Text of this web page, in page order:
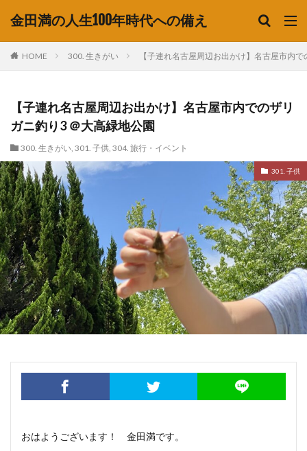
金田満の人生100年時代への備え
HOME 300. 生きがい 【子連れ名古屋周辺お出かけ】名古屋市内
【子連れ名古屋周辺お出かけ】名古屋市内でのザリ
ガニ釣り3 ＠大高緑地公園
300. 生きがい, 301. 子供, 304. 旅行・イベント
301. 子供
おはようございます！ 金田満です。